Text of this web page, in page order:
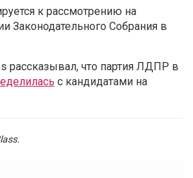
к рассмотрению на
Законодательного Собрания в
рассказывал, что партия ЛДПР в
с кандидатами на